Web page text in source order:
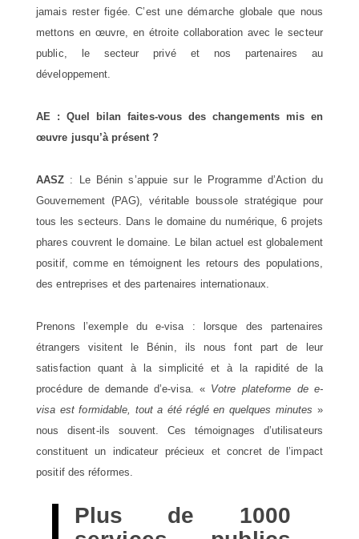
jamais rester figée. C’est une démarche globale que nous
mettons en œuvre, en étroite collaboration avec le secteur
public, le secteur privé et nos partenaires au
développement.
AE : Quel bilan faites-vous des changements mis en
œuvre jusqu’à présent ?
AASZ : Le Bénin s’appuie sur le Programme d’Action du
Gouvernement (PAG), véritable boussole stratégique pour
tous les secteurs. Dans le domaine du numérique, 6 projets
phares couvrent le domaine. Le bilan actuel est globalement
positif, comme en témoignent les retours des populations,
des entreprises et des partenaires internationaux.
Prenons l’exemple du e-visa : lorsque des partenaires
étrangers visitent le Bénin, ils nous font part de leur
satisfaction quant à la simplicité et à la rapidité de la
procédure de demande d’e-visa. « Votre plateforme de e-
visa est formidable, tout a été réglé en quelques minutes »
nous disent-ils souvent. Ces témoignages d’utilisateurs
constituent un indicateur précieux et concret de l’impact
positif des réformes.
Plus de 1000